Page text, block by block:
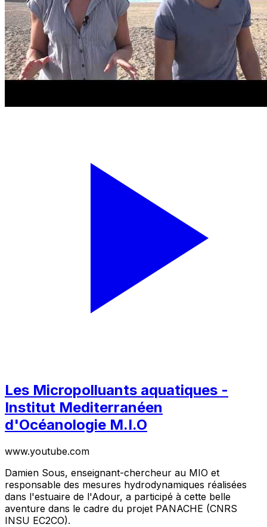
Les Micropolluants aquatiques -
Institut Mediterranéen
d'Océanologie M.I.O
www.youtube.com
Damien Sous, enseignant-chercheur au MIO et
responsable des mesures hydrodynamiques réalisées
dans l'estuaire de l'Adour, a participé à cette belle
aventure dans le cadre du projet PANACHE (CNRS
INSU EC2CO).